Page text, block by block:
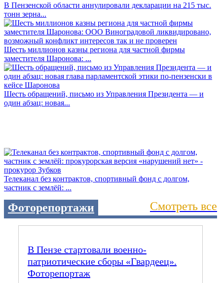
В Пензенской области аннулировали декларации на 215 тыс.
тонн зерна...
Шесть миллионов казны региона для частной фирмы
заместителя Шаронова: ...
Шесть обращений, письмо из Управления Президента — и
один абзац: новая...
Телеканал без контрактов, спортивный фонд с долгом,
частник с землёй: ...
Фоторепортажи Смотреть все
В Пензе стартовали военно-
патриотические сборы «Гвардеец».
Фоторепортаж